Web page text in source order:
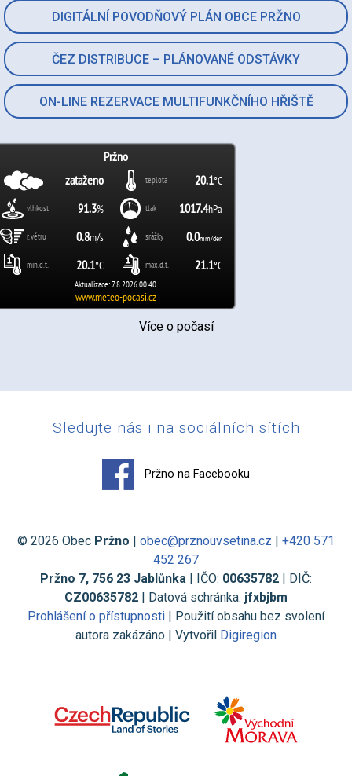
DIGITÁLNÍ POVODŇOVÝ PLÁN OBCE PRŽNO
ČEZ DISTRIBUCE – PLÁNOVANÉ ODSTÁVKY
ON-LINE REZERVACE MULTIFUNKČNÍHO HŘIŠTĚ
Více o počasí
Sledujte nás i na sociálních sítích
Pržno na Facebooku
© 2026 Obec Pržno | obec@prznouvsetina.cz | +420 571
452 267
Pržno 7, 756 23 Jablůnka | IČO: 00635782 | DIČ:
CZ00635782 | Datová schránka: jfxbjbm
Prohlášení o přístupnosti | Použití obsahu bez svolení
autora zakázáno | Vytvořil Digiregion